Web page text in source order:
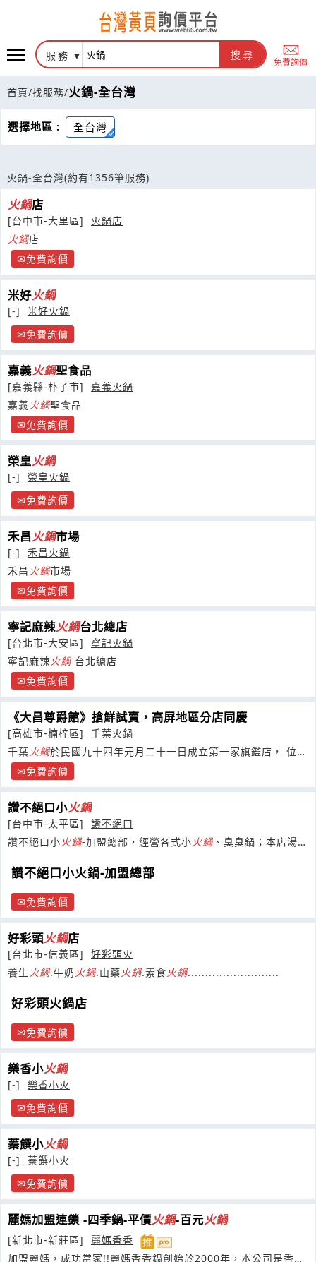
服務 搜尋
免費詢價
首頁/找服務/火鍋-全台灣
選擇地區 : 全台灣
火鍋-全台灣(約有1356筆服務)
火鍋店
[台中市-大里區]
火鍋店
火鍋店
免費詢價
米好火鍋
[-]
米好火鍋
免費詢價
嘉義火鍋聖食品
[嘉義縣-朴子市]
嘉義火鍋
嘉義火鍋聖食品
免費詢價
榮皇火鍋
[-]
榮皇火鍋
免費詢價
禾昌火鍋市場
[-]
禾昌火鍋
禾昌 火鍋市場
免費詢價
寧記麻辣火鍋台北總店
[台北市-大安區]
寧記火鍋
寧記麻辣火鍋 台北總店
免費詢價
《大昌尊爵館》搶鮮試賣，高屏地區分店同慶
[高雄市-楠梓區]
千葉火鍋
千葉火鍋於民國九十四年元月二十一日成立第一家旗鑑店， 位於
雲林縣斗六市，千葉本
免費詢價
讚不絕口小火鍋
[台中市-太平區]
讚不絕口
讚不絕口小火鍋-加盟總部，經營各式小火鍋 、臭臭鍋；本店湯頭
讚不絕口小火鍋-加盟總部
免費詢價
好彩頭火鍋店
[台北市-信義區]
好彩頭火
養生 火鍋.牛奶 火鍋.山藥火鍋.素食火鍋..........................
好彩頭火鍋店
免費詢價
樂香小火鍋
[-]
樂香小火
免費詢價
蓁饌小火鍋
[-]
蓁饌小火
免費詢價
麗媽加盟連鎖 -四季鍋-平價火鍋-百元火鍋
[新北市-新莊區]
麗媽香香
加盟麗媽，成功當家!!麗媽香香鍋創始於2000年，本公司是香香